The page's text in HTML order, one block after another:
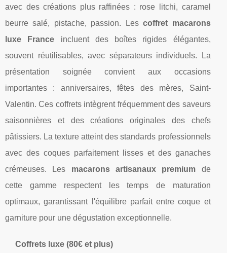
avec des créations plus raffinées : rose litchi, caramel
beurre salé, pistache, passion. Lescoffret macarons
luxe France incluent des boîtes rigides élégantes,
souvent réutilisables, avec séparateurs individuels. La
présentation soignée convient aux occasions
importantes : anniversaires, fêtes des mères, Saint-
Valentin. Ces coffrets intègrent fréquemment des saveurs
saisonnières et des créations originales des chefs
pâtissiers. La texture atteint des standards professionnels
avec des coques parfaitement lisses et des ganaches
crémeuses. Les macarons artisanaux premium de
cette gamme respectent les temps de maturation
optimaux, garantissant l'équilibre parfait entre coque et
garniture pour une dégustation exceptionnelle.
Coffrets luxe (80€ et plus)